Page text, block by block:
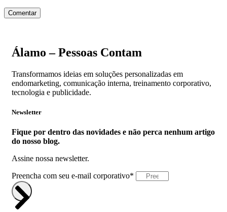
Comentar
Álamo – Pessoas Contam
Transformamos ideias em soluções personalizadas em
endomarketing, comunicação interna, treinamento corporativo,
tecnologia e publicidade.
Newsletter
Fique por dentro das novidades e não perca nenhum artigo
do nosso blog.
Assine nossa newsletter.
Preencha com seu e-mail corporativo*